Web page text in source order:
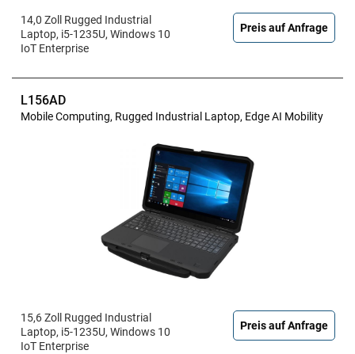
14,0 Zoll Rugged Industrial
Laptop, i5-1235U, Windows 10
IoT Enterprise
Preis auf Anfrage
L156AD
Mobile Computing, Rugged Industrial Laptop, Edge AI Mobility
15,6 Zoll Rugged Industrial
Laptop, i5-1235U, Windows 10
IoT Enterprise
Preis auf Anfrage